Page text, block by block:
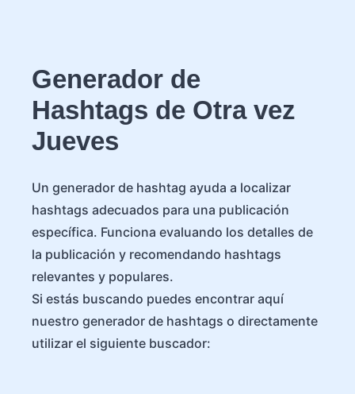
Generador de
Hashtags de Otra vez
Jueves
Un generador de hashtag ayuda a localizar
hashtags adecuados para una publicación
específica. Funciona evaluando los detalles de
la publicación y recomendando hashtags
relevantes y populares.
Si estás buscando puedes encontrar aquí
nuestro generador de hashtags o directamente
utilizar el siguiente buscador: